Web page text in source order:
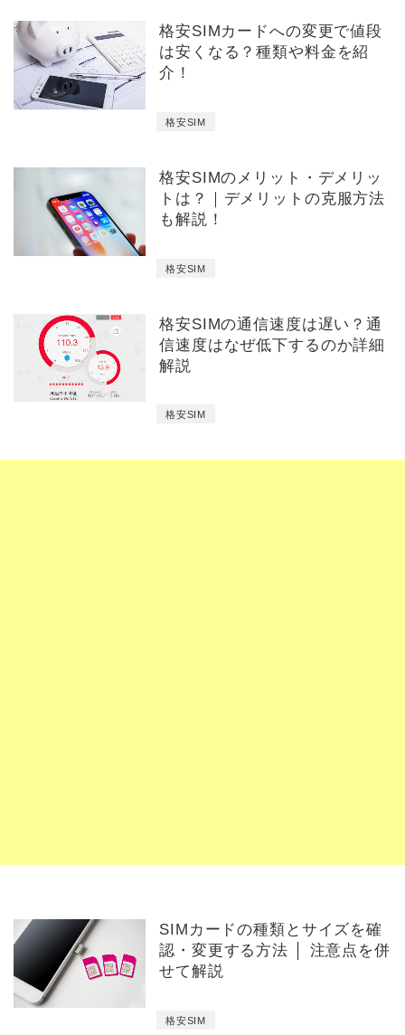
格安SIMカードへの変更で値段
は安くなる？種類や料金を紹
介！
格安SIM
格安SIMのメリット・デメリッ
トは？｜デメリットの克服方法
も解説！
格安SIM
格安SIMの通信速度は遅い？通
信速度はなぜ低下するのか詳細
解説
格安SIM
SIMカードの種類とサイズを確
認・変更する方法 │ 注意点を併
せて解説
格安SIM